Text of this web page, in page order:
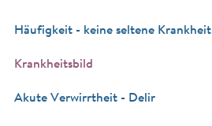
Häufigkeit - keine seltene Krankheit
Krankheitsbild
Akute Verwirrtheit - Delir